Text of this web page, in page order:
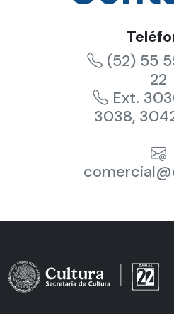
(52) 55
22
Ext.
3038,